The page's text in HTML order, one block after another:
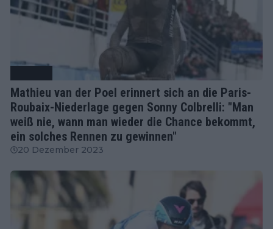
Mathieu van der Poel erinnert sich an die Paris-
Roubaix-Niederlage gegen Sonny Colbrelli: "Man
weiß nie, wann man wieder die Chance bekommt,
ein solches Rennen zu gewinnen"
20 Dezember 2023